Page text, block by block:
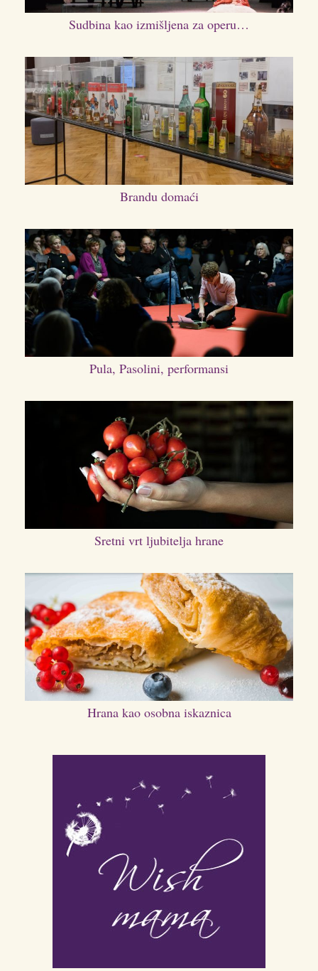
Sudbina kao izmišljena za operu…
Brandu domaći
Pula, Pasolini, performansi
Sretni vrt ljubitelja hrane
Hrana kao osobna iskaznica